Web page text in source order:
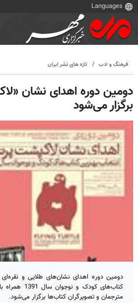
فرهنگ و ادب تازه های نشر ایران
دومین دوره اهدای نشان
برگزار می‌شود
دومین دوره اهدای نشان‌های طلایی و
کتاب‌های
مترجمان و تصویرگران کتاب‌ها برگزار می‌شود.